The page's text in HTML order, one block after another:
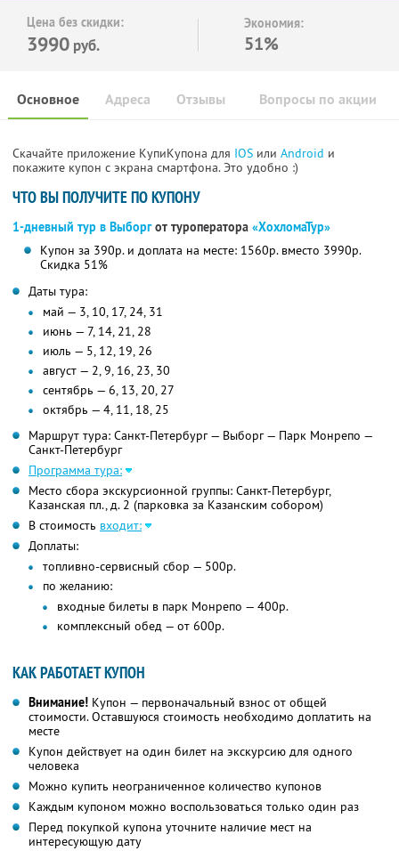
Цена без скидки:
3990 руб.
Экономия:
51%
Основное Отзывы Вопросы по акции
Адреса
Скачайте приложение КупиКупона для IOS или Android и
покажите купон с экрана смартфона. Это удобно :)
ЧТО ВЫ ПОЛУЧИТЕ ПО КУПОНУ
1-дневный тур в Выборгот туроператора «ХохломаТур»
Купон за 390р. и доплата на месте: 1560р. вместо 3990р.
Скидка 51%
Даты тура:
май — 3, 10, 17, 24, 31
июнь — 7, 14, 21, 28
июль — 5, 12, 19, 26
август — 2, 9, 16, 23, 30
сентябрь — 6, 13, 20, 27
октябрь — 4, 11, 18, 25
Маршрут тура: Санкт-Петербург — Выборг — Парк Монрепо —
Санкт-Петербург
Программа тура:
Место сбора экскурсионной группы: Санкт-Петербург,
Казанская пл., д. 2 (парковка за Казанским собором)
В стоимость входит:
Доплаты:
топливно-сервисный сбор — 500р.
по желанию:
входные билеты в парк Монрепо — 400р.
комплексный обед — от 600р.
КАК РАБОТАЕТ КУПОН
Внимание! Купон — первоначальный взнос от общей
стоимости. Оставшуюся стоимость необходимо доплатить на
месте
Купон действует на один билет на экскурсию для одного
человека
Можно купить неограниченное количество купонов
Каждым купоном можно воспользоваться только один раз
Перед покупкой купона уточните наличие мест на
интересующую дату